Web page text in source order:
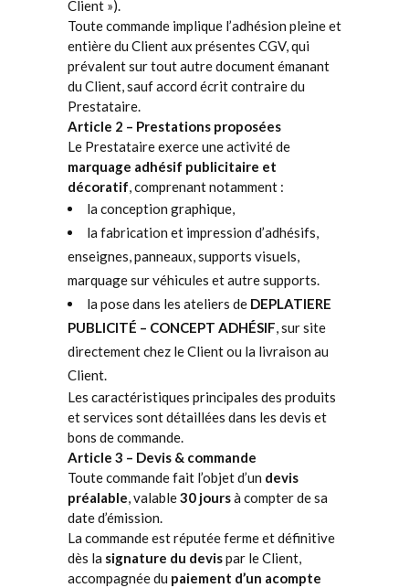
Client »).
Toute commande implique l’adhésion pleine et
entière du Client aux présentes CGV, qui
prévalent sur tout autre document émanant
du Client, sauf accord écrit contraire du
Prestataire.
Article 2 – Prestations proposées
Le Prestataire exerce une activité de
marquage adhésif publicitaire et
décoratif, comprenant notamment :
la conception graphique,
la fabrication et impression d’adhésifs,
enseignes, panneaux, supports visuels,
marquage sur véhicules et autre supports.
la pose dans les ateliers de DEPLATIERE
PUBLICITÉ – CONCEPT ADHÉSIF, sur site
directement chez le Client ou la livraison au
Client.
Les caractéristiques principales des produits
et services sont détaillées dans les devis et
bons de commande.
Article 3 – Devis & commande
Toute commande fait l’objet d’un devis
préalable, valable30 joursà compter de sa
date d’émission.
La commande est réputée ferme et définitive
dès la signature du devispar le Client,
accompagnée du paiement d’un acompte